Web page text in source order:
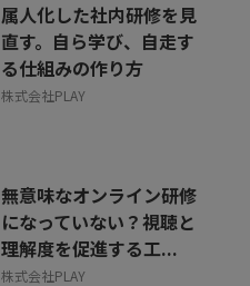
属人化した社内研修を見
直す。自ら学び、自走す
る仕組みの作り方
株式会社PLAY
無意味なオンライン研修
になっていない？視聴と
理解度を促進する工...
株式会社PLAY